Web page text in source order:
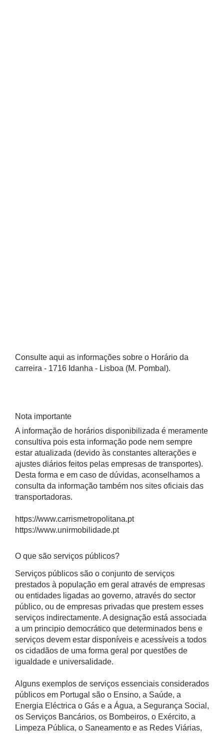
Consulte aqui as informações sobre o Horário da
carreira - 1716 Idanha - Lisboa (M. Pombal).
Nota importante
A informação de horários disponibilizada é meramente
consultiva pois esta informação pode nem sempre
estar atualizada (devido às constantes alterações e
ajustes diários feitos pelas empresas de transportes).
Desta forma e em caso de dúvidas, aconselhamos a
consulta da informação também nos sites oficiais das
transportadoras.
https://www.carrismetropolitana.pt
https://www.unirmobilidade.pt
O que são serviços públicos?
Serviços públicos são o conjunto de serviços
prestados à população em geral através de empresas
ou entidades ligadas ao governo, através do sector
público, ou de empresas privadas que prestem esses
serviços indirectamente. A designação está associada
a um principio democrático que determinados bens e
serviços devem estar disponíveis e acessíveis a todos
os cidadãos de uma forma geral por questões de
igualdade e universalidade.
Alguns exemplos de serviços essenciais considerados
públicos em Portugal são o Ensino, a Saúde, a
Energia Eléctrica o Gás e a Água, a Segurança Social,
os Serviços Bancários, os Bombeiros, o Exército, a
Limpeza Pública, o Saneamento e as Redes Viárias,